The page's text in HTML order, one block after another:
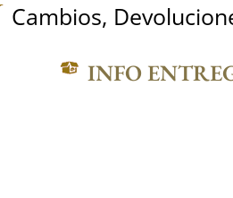
Cambios,
INFO